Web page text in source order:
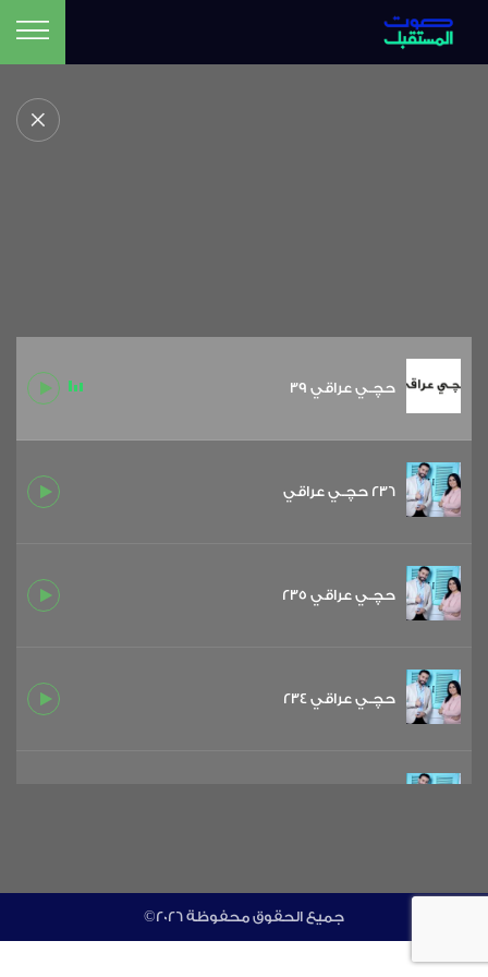
حچـي عراقي 39
236 حچـي عراقي
حچـي عراقي 235
حچـي عراقي 234
©جميع الحقوق محفوظة 2026